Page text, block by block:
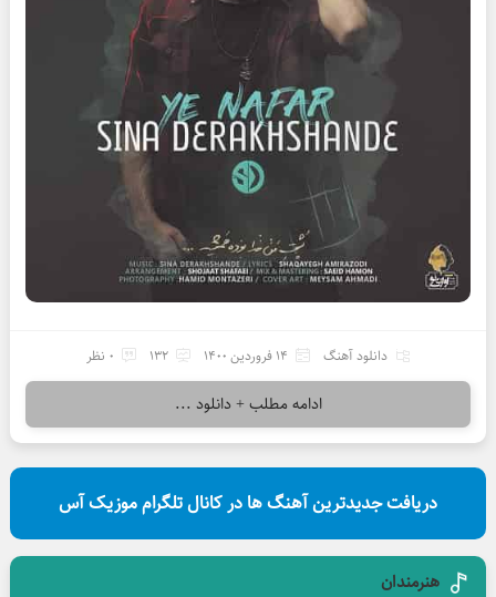
دانلود آهنگ 14 فروردین 1400 132 0 نظر
ادامه مطلب + دانلود ...
دریافت جدیدترین آهنگ ها در کانال تلگرام موزیک آس
هنرمندان